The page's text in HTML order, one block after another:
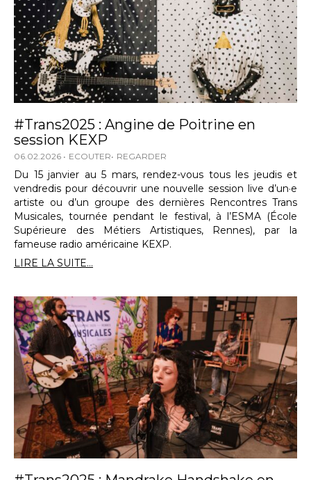
#Trans2025 : Angine de Poitrine en
session KEXP
06.02.2026 ECOUTER REGARDER
Du 15 janvier au 5 mars, rendez-vous tous les jeudis et
vendredis pour découvrir une nouvelle session live d’un·e
artiste ou d’un groupe des dernières Rencontres Trans
Musicales, tournée pendant le festival, à l’ESMA (École
Supérieure des Métiers Artistiques, Rennes), par la
fameuse radio américaine KEXP.
LIRE LA SUITE...